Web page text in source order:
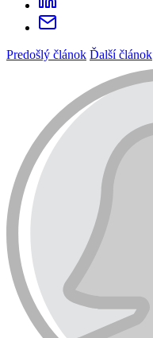
Predošlý článok Ďalší článok